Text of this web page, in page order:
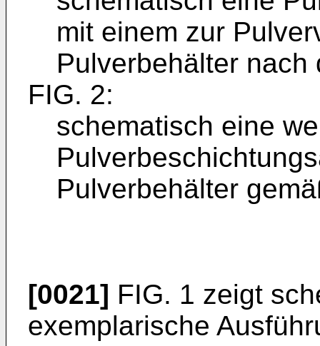
mit einem zur
Pulverbehälter
FIG. 2:
schematisch eine
Pulverbehälter
[0021] FIG. 1 zeigt
exemplarische